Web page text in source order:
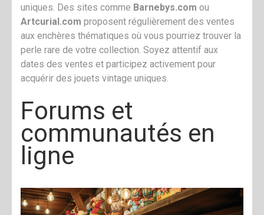
uniques. Des sites comme Barnebys.com ou
Artcurial.com proposent régulièrement des ventes
aux enchères thématiques où vous pourriez trouver la
perle rare de votre collection. Soyez attentif aux
dates des ventes et participez activement pour
acquérir des jouets vintage uniques.
Forums et
communautés en
ligne